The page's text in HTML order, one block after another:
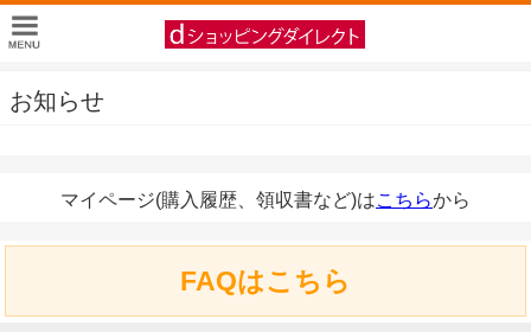
お知らせ
マイページ(購入履歴、領収書など)はこちらから
FAQはこちら